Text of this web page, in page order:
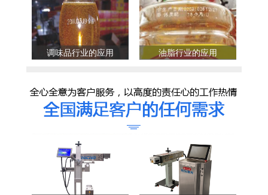
调味品行业的应用 油脂行业的应用